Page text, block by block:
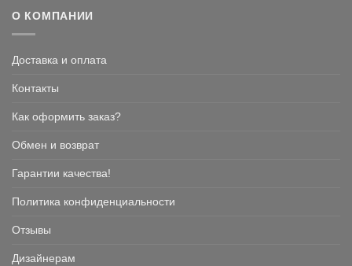
О КОМПАНИИ
Доставка и оплата
Контакты
Как оформить заказ?
Обмен и возврат
Гарантии качества!
Политика конфиденциальности
Отзывы
Дизайнерам